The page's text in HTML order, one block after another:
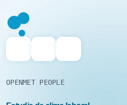
OPENMET PEOPLE